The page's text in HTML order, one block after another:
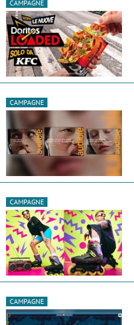
CAMPAGNE
CAMPAGNE
CAMPAGNE
CAMPAGNE